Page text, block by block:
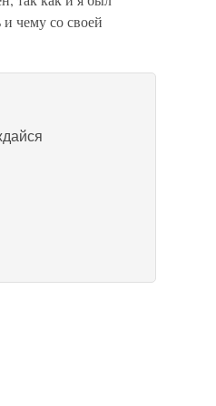
чему со своей